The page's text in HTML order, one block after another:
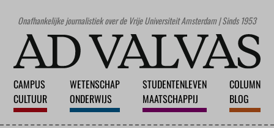
Onafhankelijke journalistiek over de Vrije Universiteit Amsterdam | Sinds 1953
CAMPUS
CULTUUR
WETENSCHAP
ONDERWIJS
STUDENTENLEVEN
MAATSCHAPPIJ
COLUMN
BLOG